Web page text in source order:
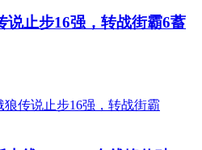
说止步16强，转战街霸6蓄